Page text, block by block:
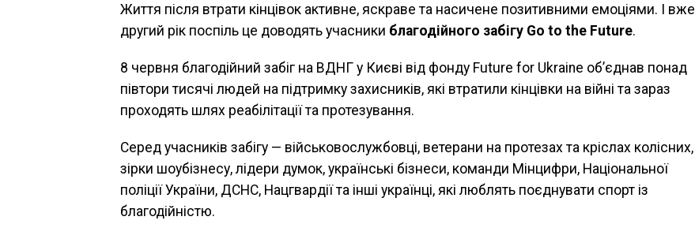
Життя після втрати кінцівок активне, яскраве та насичене позитивними емоціями. І вже
другий рік поспіль це доводять учасники благодійного забігу Go to the Future.
8 червня благодійний забіг на ВДНГ у Києві від фонду Future for Ukraine об’єднав понад
півтори тисячі людей на підтримку захисників, які втратили кінцівки на війні та зараз
проходять шлях реабілітації та протезування.
Серед учасників забігу — військовослужбовці, ветерани на протезах та кріслах колісних,
зірки шоубізнесу, лідери думок, українські бізнеси, команди Мінцифри, Національної
поліції України, ДСНС, Нацгвардії та інші українці, які люблять поєднувати спорт із
благодійністю.